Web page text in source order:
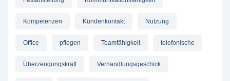
Kompetenzen Kundenkontakt Nutzung
Office pflegen Teamfähigkeit telefonische
Überzeugungskraft Verhandlungsgeschick